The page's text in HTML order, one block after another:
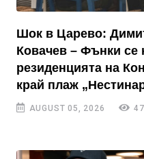
Шок в Царево:
Ковачев – Фънки се
резиденцията на
край плаж
AUGUST 05, 2026